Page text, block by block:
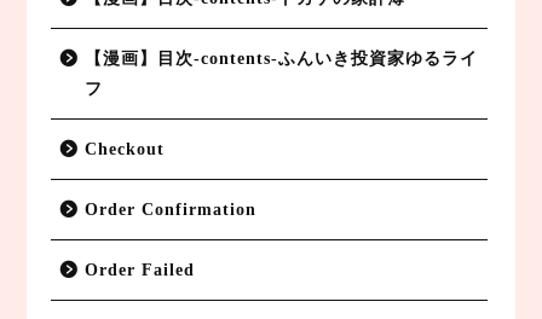
【漫画】目次-contents-ふんいき投資家ゆるライ
フ
Checkout
Order Confirmation
Order Failed